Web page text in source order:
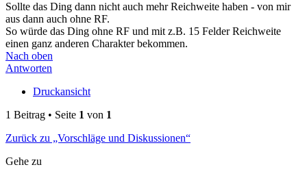
Sollte das Ding dann nicht auch mehr Reichweite haben - von mir
aus dann auch ohne RF.
So würde das Ding ohne RF und mit z.B. 15 Felder Reichweite
einen ganz anderen Charakter bekommen.
Nach oben
Antworten
Druckansicht
1 Beitrag • Seite 1 von 1
Zurück zu „Vorschläge und Diskussionen“
Gehe zu